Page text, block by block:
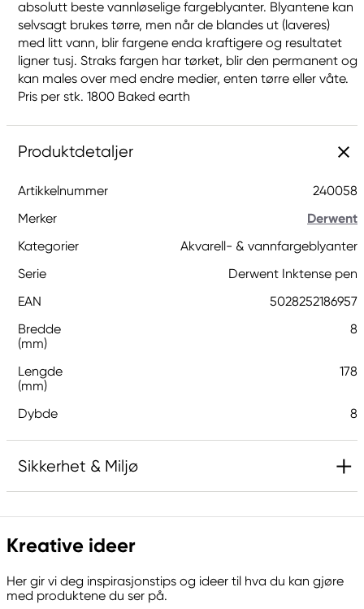
absolutt beste vannløselige fargeblyanter. Blyantene kan
selvsagt brukes tørre, men når de blandes ut (laveres)
med litt vann, blir fargene enda kraftigere og resultatet
ligner tusj. Straks fargen har tørket, blir den permanent og
kan males over med endre medier, enten tørre eller våte.
Pris per stk. 1800 Baked earth
Produktdetaljer
Artikkelnummer
240058
Merker
Derwent
Kategorier
Akvarell- & vannfargeblyanter
Serie
Derwent Inktense pen
EAN
5028252186957
Bredde
(mm)
8
Lengde
(mm)
178
Dybde 8
Sikkerhet & Miljø
Ansvarlig EU
Derwent
Siemensstraße 64
70469 Stuttgart, Germany
Kreative ideer
Her gir vi deg inspirasjonstips og ideer til hva du kan gjøre
med produktene du ser på.